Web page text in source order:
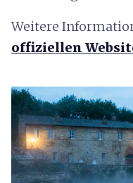
Weitere
offiziellen